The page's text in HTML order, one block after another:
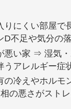
りにくい部屋
D不足や気分の
悪い家 ⇒ 湿気
うアレルギー症
の冷えやホルモ
の悪さがスト